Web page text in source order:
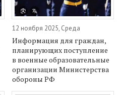
12 ноября 2025, Среда
Информация для граждан,
планирующих поступление
в военные образовательные
организации Министерства
обороны РФ